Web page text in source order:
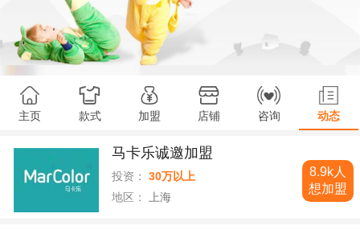
主页 款式 加盟 店铺 咨询 动态
马卡乐诚邀加盟
投资：
30万以上
地区：
上海
8.9k人
想加盟